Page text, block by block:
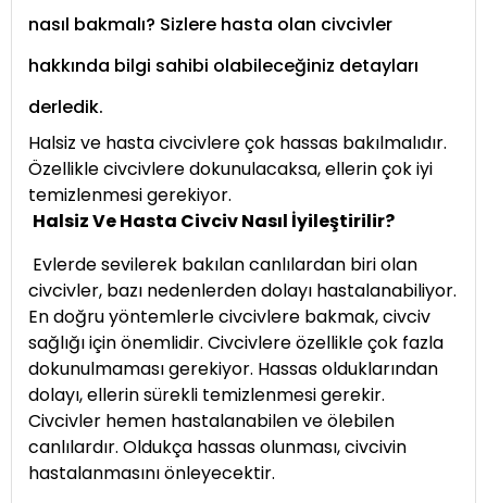
nasıl bakmalı? Sizlere hasta olan civcivler
hakkında bilgi sahibi olabileceğiniz detayları
derledik.
Halsiz ve hasta civcivlere çok hassas bakılmalıdır.
Özellikle civcivlere dokunulacaksa, ellerin çok iyi
temizlenmesi gerekiyor.
Halsiz Ve Hasta Civciv Nasıl İyileştirilir?
Evlerde sevilerek bakılan canlılardan biri olan
civcivler, bazı nedenlerden dolayı hastalanabiliyor.
En doğru yöntemlerle civcivlere bakmak, civciv
sağlığı için önemlidir. Civcivlere özellikle çok fazla
dokunulmaması gerekiyor. Hassas olduklarından
dolayı, ellerin sürekli temizlenmesi gerekir.
Civcivler hemen hastalanabilen ve ölebilen
canlılardır. Oldukça hassas olunması, civcivin
hastalanmasını önleyecektir.